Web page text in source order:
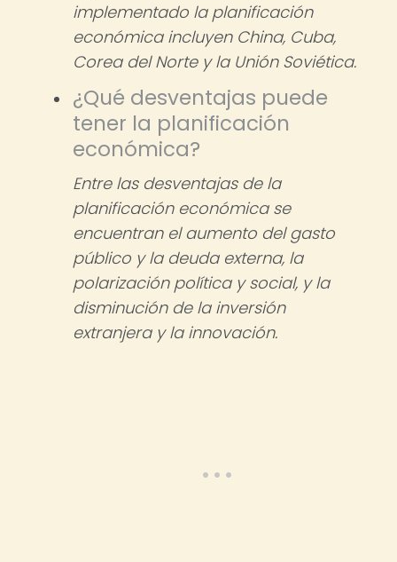
implementado la planificación
económica incluyen China, Cuba,
Corea del Norte y la Unión Soviética.
¿Qué desventajas puede
tener la planificación
económica?
Entre las desventajas de la
planificación económica se
encuentran el aumento del gasto
público y la deuda externa, la
polarización política y social, y la
disminución de la inversión
extranjera y la innovación.